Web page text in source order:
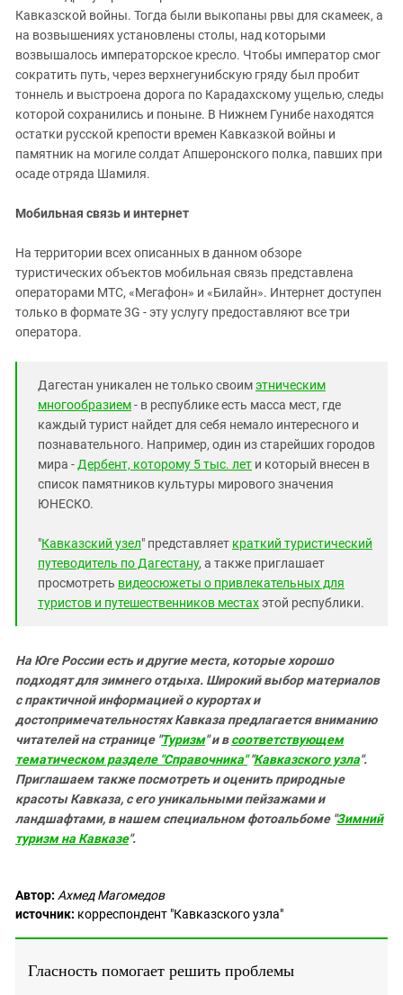
Кавказской войны. Тогда были выкопаны рвы для скамеек, а
на возвышениях установлены столы, над которыми
возвышалось императорское кресло. Чтобы император смог
сократить путь, через верхнегунибскую гряду был пробит
тоннель и выстроена дорога по Карадахскому ущелью, следы
которой сохранились и поныне. В Нижнем Гунибе находятся
остатки русской крепости времен Кавказкой войны и
памятник на могиле солдат Апшеронского полка, павших при
осаде отряда Шамиля.
Мобильная связь и интернет
На территории всех описанных в данном обзоре
туристических объектов мобильная связь представлена
операторами МТС, «Мегафон» и «Билайн». Интернет доступен
только в формате 3G - эту услугу предоставляют все три
оператора.
Дагестан уникален не только своимэтническим
многообразием- в республике есть масса мест, где
каждый турист найдет для себя немало интересного и
познавательного. Например, один из старейших городов
мира -Дербент, которому 5 тыс. лет и который внесен в
список памятников культуры мирового значения
ЮНЕСКО.
"Кавказский узел" представляет краткий туристический
путеводитель по Дагестану, а также приглашает
просмотреть видеосюжеты о привлекательных для
туристов и путешественников местахэтой республики.
На Юге России есть и другие места, которые хорошо
подходят для зимнего отдыха. Широкий выбор материалов
с практичной информацией о курортах и
достопримечательностях Кавказа предлагается вниманию
читателей на странице "Туризм" и всоответствующем
тематическом разделе "Справочника""Кавказского узла".
Приглашаем также посмотреть и оценить природные
красоты Кавказа, с его уникальными пейзажами и
ландшафтами, в нашем специальном фотоальбоме "Зимний
туризм на Кавказе".
Автор: Ахмед Магомедов
источник: корреспондент "Кавказского узла"
Гласность помогает решить проблемы